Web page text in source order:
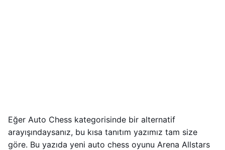
Eğer Auto Chess kategorisinde bir alternatif
arayışındaysanız, bu kısa tanıtım yazımız tam size
göre. Bu yazıda yeni auto chess oyunu Arena Allstars